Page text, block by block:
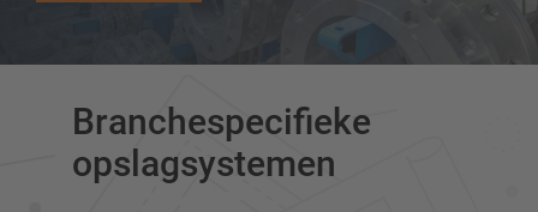
Branchespecifieke
opslagsystemen
Mobiele draagarmstellingen
Draagarmstellingen voor langgoed
Andere draagarmstelling uitvoeringen